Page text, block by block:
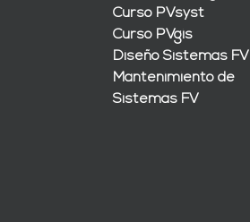
Curso PVsyst
Curso PVgis
Diseño Sistemas FV
Mantenimiento de
Sistemas FV